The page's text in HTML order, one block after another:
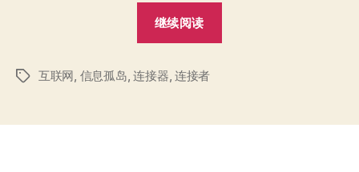
继续阅读
姿
标
互联网, 信息孤岛,连接器, 连接者